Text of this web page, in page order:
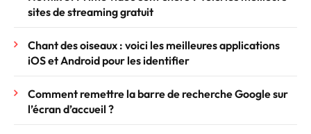
sites de streaming gratuit
Chant des oiseaux : voici les meilleures applications
iOS et Android pour les identifier
Comment remettre la barre de recherche Google sur
l’écran d’accueil ?